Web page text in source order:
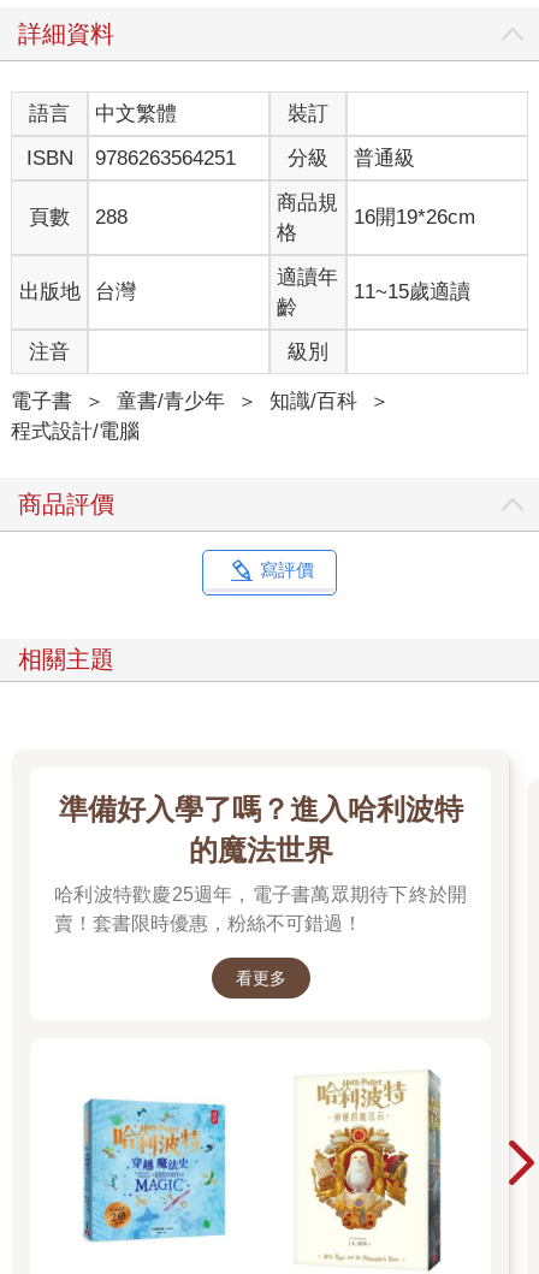
詳細資料
語言 中文繁體
裝訂
ISBN
9786263564251 分級 普通級
頁數 288
商品規
格
16開19*26cm
出版地 台灣
適讀年
齡
11~15歲適讀
注音 級別
電子書 ＞ 童書/青少年 ＞ 知識/百科
＞
程式設計/電腦
商品評價
寫評價
相關主題
準備好入學了嗎？進入哈利波特
的魔法世界
哈利波特歡慶25週年，電子書萬眾期待下終於開
賣！套書限時優惠，粉絲不可錯過！
看更多